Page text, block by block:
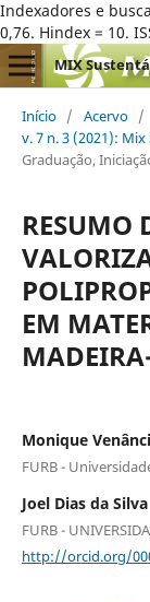
Indexadores e
0,76. Hindex = 10.
MIX
Início / Acervo /
v. 7 n. 3 (2021):
Graduação,
RESUMO
EM
Monique
FURB -
Joel Dias da Silva
FURB -
http://orcid.org/